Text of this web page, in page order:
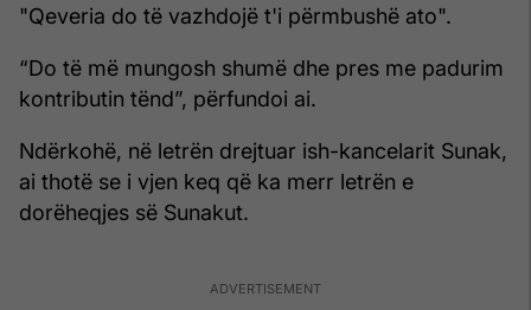
"Qeveria do të vazhdojë t'i përmbushë ato".
“Do të më mungosh shumë dhe pres me padurim
kontributin tënd”, përfundoi ai.
Ndërkohë, në letrën drejtuar ish-kancelarit Sunak,
ai thotë se i vjen keq që ka merr letrën e
dorëheqjes së Sunakut.